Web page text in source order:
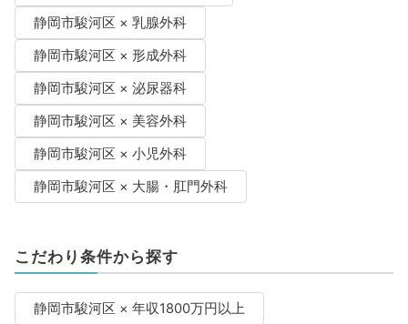
静岡市駿河区 × 乳腺外科
静岡市駿河区 × 形成外科
静岡市駿河区 × 泌尿器科
静岡市駿河区 × 美容外科
静岡市駿河区 × 小児外科
静岡市駿河区 × 大腸・肛門外科
こだわり条件から探す
静岡市駿河区 × 年収1800万円以上